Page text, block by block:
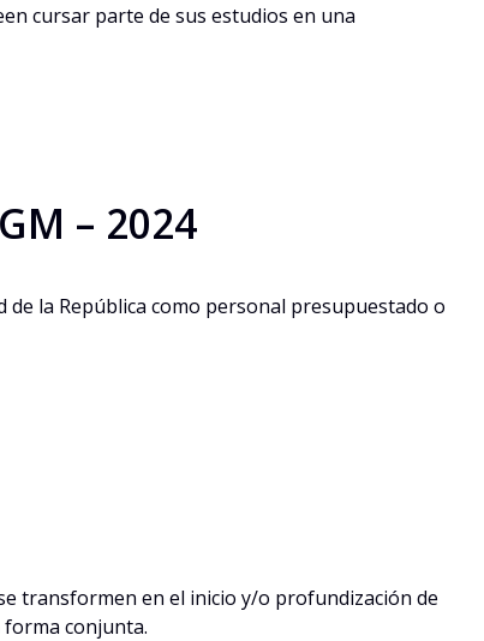
cursar parte de sus estudios en una
– 2024
la República como personal presupuestado o
transformen en el inicio y/o profundización de
conjunta.